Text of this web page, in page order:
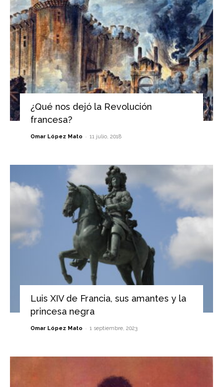
¿Qué nos dejó la Revolución
francesa?
Omar López Mato - 11 julio, 2018
Luis XIV de Francia, sus amantes y la
princesa negra
Omar López Mato - 1 septiembre, 2023